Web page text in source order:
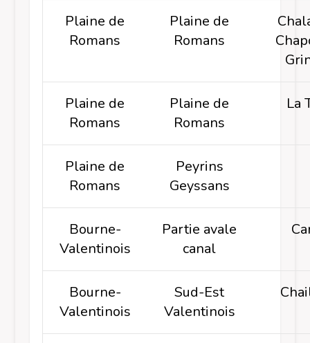
Plaine de
Romans
Plaine de
Romans
Plaine de
Romans
Plaine de
Romans
La
Plaine de
Romans
Peyrins
Geyssans
Bourne-
Valentinois
Partie avale
canal
Bourne-
Valentinois
Sud-Est
Valentinois